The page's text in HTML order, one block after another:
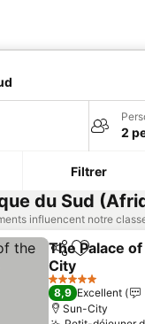
2
Filtrer
du Sud
influencent notre
PartagerAjouter à
The Palace
City
5 Étoiles
8,9 Excellent
Sun-City